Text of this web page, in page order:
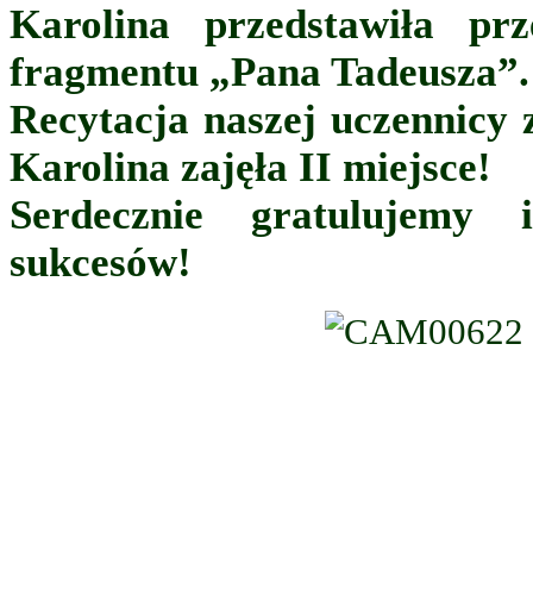
Karolina przedstawiła
fragmentu „Pana Tadeusza”.
Recytacja naszej uczennicy
Karolina zajęła II miejsce!
Serdecznie
sukcesów!